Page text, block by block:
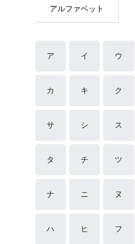
アルファベット
ア イ ウ
カ キ ク
サ シ ス
タ チ ツ
ナ ニ ヌ
ハ ヒ フ